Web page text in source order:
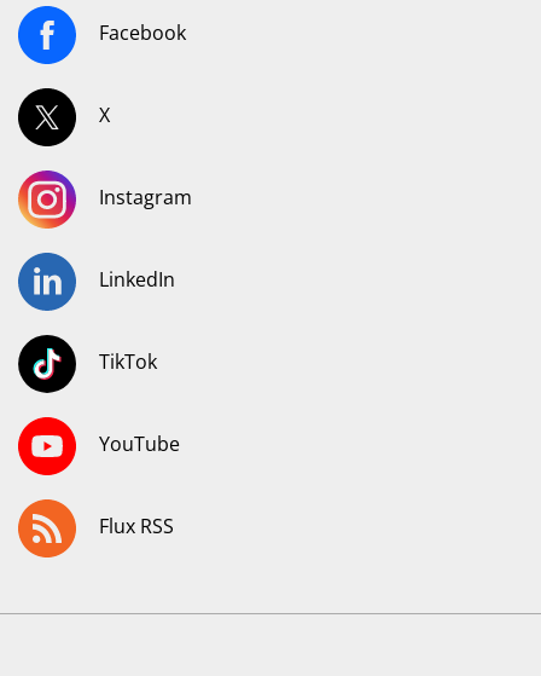
Facebook
X
Instagram
LinkedIn
TikTok
YouTube
Flux RSS